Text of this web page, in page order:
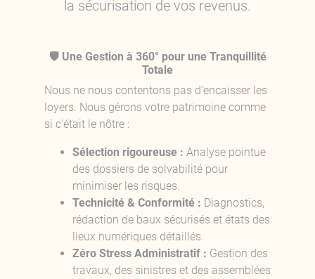
la sécurisation de vos revenus.
🛡️ Une Gestion à 360° pour une Tranquillité
Totale
Nous ne nous contentons pas d'encaisser les
loyers. Nous gérons votre patrimoine comme
si c'était le nôtre :
Sélection rigoureuse : Analyse pointue
des dossiers de solvabilité pour
minimiser les risques.
Technicité & Conformité : Diagnostics,
rédaction de baux sécurisés et états des
lieux numériques détaillés.
Zéro Stress Administratif : Gestion des
travaux, des sinistres et des assemblées